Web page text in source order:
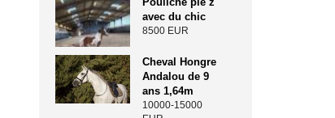
avec du chic
8500 EUR
Cheval Hongre
Andalou de 9
ans 1,64m
10000-15000